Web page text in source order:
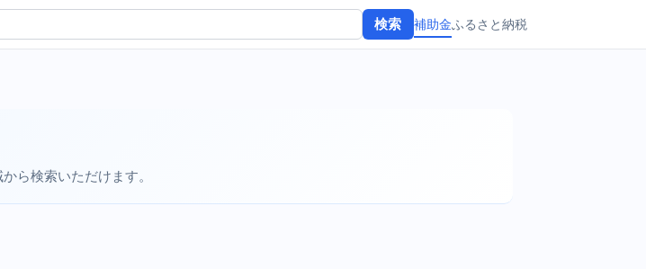
検索 補助金ふるさと納税
ら検索いただけます。